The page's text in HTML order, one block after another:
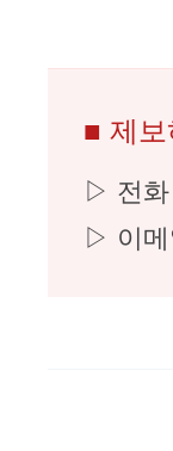
■ 제보
▷ 전화
▷ 이메